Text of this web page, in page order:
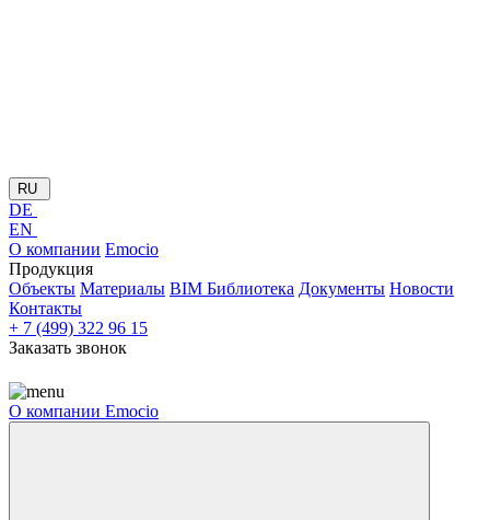
RU
DE
EN
О компании Emocio
Продукция
Объекты Материалы BIM Библиотека Документы Новости
Контакты
+ 7 (499) 322 96 15
Заказать звонок
О компании Emocio